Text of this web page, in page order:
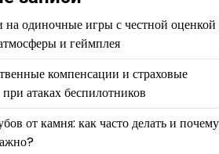
на одиночные игры с честной оценкой
и геймплея
компенсации и страховые
атаках беспилотников
от камня: как часто делать и почему